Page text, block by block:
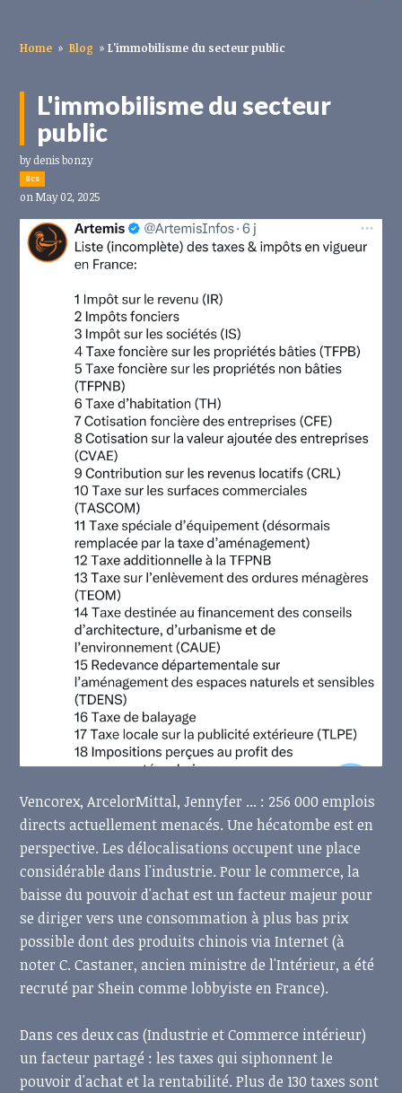
Home » Blog » L'immobilisme du secteur public
L'immobilisme du secteur
public
bydenis bonzy
8cs
on May 02, 2025
Vencorex, ArcelorMittal, Jennyfer ... : 256 000 emplois
directs actuellement menacés. Une hécatombe est en
perspective. Les délocalisations occupent une place
considérable dans l'industrie. Pour le commerce, la
baisse du pouvoir d'achat est un facteur majeur pour
se diriger vers une consommation à plus bas prix
possible dont des produits chinois via Internet (à
noter C. Castaner, ancien ministre de l'Intérieur, a été
recruté par Shein comme lobbyiste en France).
Dans ces deux cas (Industrie et Commerce intérieur)
un facteur partagé : les taxes qui siphonnent le
pouvoir d'achat et la rentabilité. Plus de 130 taxes sont